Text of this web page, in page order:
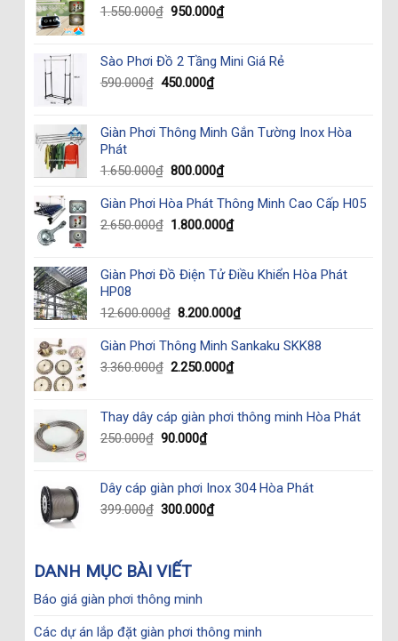
1.550.000₫ Original
1.550.000₫.
950.000₫Current
950.000₫.
Sào Phơi Đồ 2 Tầng Mini Giá Rẻ
590.000₫ Original
590.000₫.
450.000₫Current
450.000₫.
Giàn Phơi Thông Minh Gắn Tường Inox Hòa
Phát
1.650.000₫ Original
was:
1.650.000₫.
800.000₫Current
is:
800.000₫.
Giàn Phơi Hòa Phát Thông Minh Cao Cấp H05
2.650.000₫ Original
2.650.000₫.
1.800.000₫Current
1.800.000₫.
Giàn Phơi Đồ Điện Tử Điều Khiển Hòa Phát
HP08
12.600.000₫ Original
was:
12.600.000₫.
8.200.000₫Current
is:
Giàn Phơi Thông Minh Sankaku SKK88
3.360.000₫ Original
3.360.000₫.
2.250.000₫Current
2.250.000₫.
Thay dây cáp giàn phơi thông minh Hòa Phát
250.000₫ Original
250.000₫.
90.000₫Current
90.000₫.
Dây cáp giàn phơi Inox 304 Hòa Phát
399.000₫ Original
399.000₫.
300.000₫Current
DANH MỤC BÀI VIẾT
Báo giá giàn phơi thông minh
Các dự án lắp đặt giàn phơi thông minh